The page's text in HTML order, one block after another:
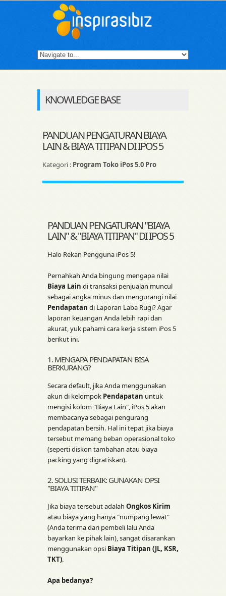
KNOWLEDGE BASE
PANDUAN PENGATURAN BIAYA
LAIN & BIAYA TITIPAN DI IPOS 5
Kategori : Program Toko iPos 5.0 Pro
PANDUAN PENGATURAN "BIAYA
LAIN" & "BIAYA TITIPAN" DI IPOS 5
Halo Rekan Pengguna iPos 5!
Pernahkah Anda bingung mengapa nilai
Biaya Lain di transaksi penjualan muncul
sebagai angka minus dan mengurangi nilai
Pendapatan di Laporan Laba Rugi? Agar
laporan keuangan Anda lebih rapi dan
akurat, yuk pahami cara kerja sistem iPos 5
berikut ini.
1. MENGAPA PENDAPATAN BISA
BERKURANG?
Secara default, jika Anda menggunakan
akun di kelompok Pendapatan untuk
mengisi kolom "Biaya Lain", iPos 5 akan
membacanya sebagai pengurang
pendapatan bersih. Hal ini tepat jika biaya
tersebut memang beban operasional toko
(seperti diskon tambahan atau biaya
packing yang digratiskan).
2. SOLUSI TERBAIK: GUNAKAN OPSI
"BIAYA TITIPAN"
Jika biaya tersebut adalah Ongkos Kirim
atau biaya yang hanya "numpang lewat"
(Anda terima dari pembeli lalu Anda
bayarkan ke pihak lain), sangat disarankan
menggunakan opsi Biaya Titipan (JL, KSR,
TKT).
Apa bedanya?